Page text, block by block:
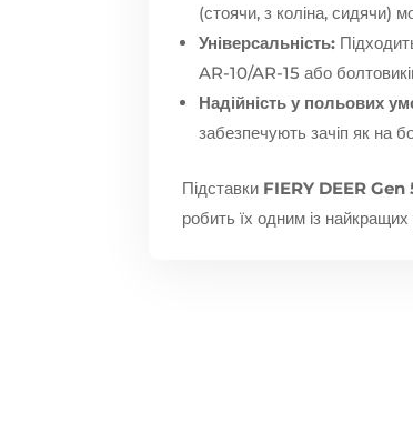
(стоячи, з коліна, сидячи)
Універсальність:
AR-10/AR-15 або
Надійність у польових
забезпечують зачіп як на
Підставки FIERY DEER Gen
робить їх одним із